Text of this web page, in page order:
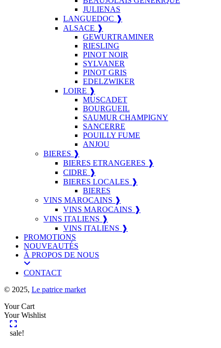
JULIENAS
LANGUEDOC ❱
ALSACE ❱
GEWURTRAMINER
RIESLING
PINOT NOIR
SYLVANER
PINOT GRIS
EDELZWIKER
LOIRE ❱
MUSCADET
BOURGUEIL
SAUMUR CHAMPIGNY
SANCERRE
POUILLY FUME
ANJOU
BIERES ❱
BIERES ETRANGERES ❱
CIDRE ❱
BIERES LOCALES ❱
BIERES
VINS MAROCAINS ❱
VINS MAROCAINS ❱
VINS ITALIENS ❱
VINS ITALIENS ❱
PROMOTIONS
NOUVEAUTÉS
À PROPOS DE NOUS
CONTACT
© 2025, Le patrice market
Your Cart
Your Wishlist
sale!